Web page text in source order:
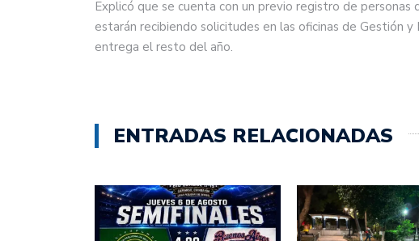
Explicó que se cuenta con un previo registro de personas
estarán recibiendo solicitudes en las oficinas de Gestión y
entrega el resto del año.
ENTRADAS RELACIONADAS